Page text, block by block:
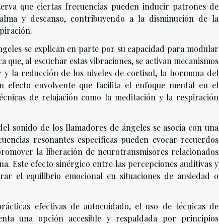
que ciertas frecuencias pueden inducir patrones de
y descanso, contribuyendo a la disminución de la
se explican en parte por su capacidad para modular
al escuchar estas vibraciones, se activan mecanismos
la reducción de los niveles de cortisol, la hormona del
efecto envolvente que facilita el enfoque mental en el
de relajación como la meditación y la respiración
sonido de los llamadores de ángeles se asocia con una
resonantes específicas pueden evocar recuerdos
la liberación de neurotransmisores relacionados
Este efecto sinérgico entre las percepciones auditivas y
el equilibrio emocional en situaciones de ansiedad o
efectivas de autocuidado, el uso de técnicas de
una opción accesible y respaldada por principios